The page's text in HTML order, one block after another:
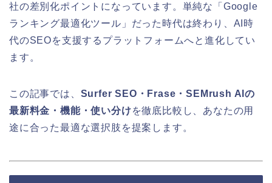
社の差別化ポイントになっています。単純な「Google
ランキング最適化ツール」だった時代は終わり、AI時
代のSEOを支援するプラットフォームへと進化してい
ます。
この記事では、 Surfer SEO・Frase・SEMrush AIの
最新料金・機能・使い分けを徹底比較し、あなたの用
途に合った最適な選択肢を提案します。